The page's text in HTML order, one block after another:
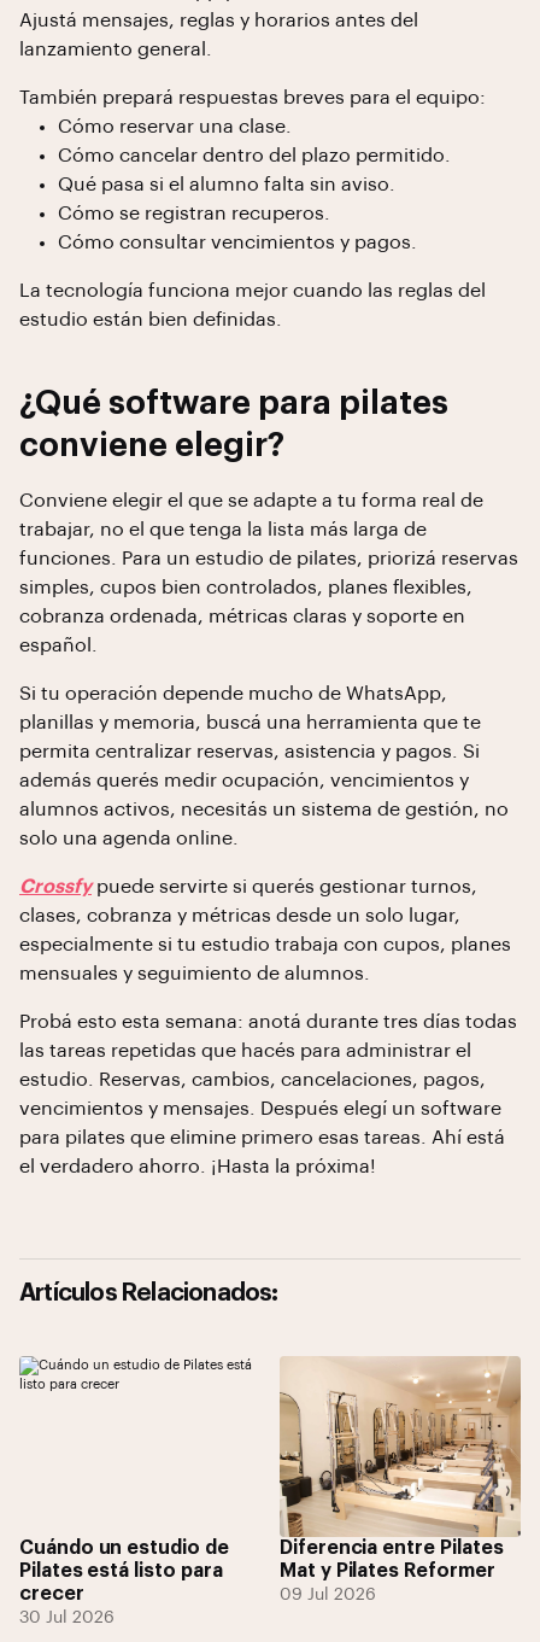
Ajustá mensajes, reglas y horarios antes del
lanzamiento general.
También prepará respuestas breves para el equipo:
Cómo reservar una clase.
Cómo cancelar dentro del plazo permitido.
Qué pasa si el alumno falta sin aviso.
Cómo se registran recuperos.
Cómo consultar vencimientos y pagos.
La tecnología funciona mejor cuando las reglas del
estudio están bien definidas.
¿Qué software para pilates
conviene elegir?
Conviene elegir el que se adapte a tu forma real de
trabajar, no el que tenga la lista más larga de
funciones. Para un estudio de pilates, priorizá reservas
simples, cupos bien controlados, planes flexibles,
cobranza ordenada, métricas claras y soporte en
español.
Si tu operación depende mucho de WhatsApp,
planillas y memoria, buscá una herramienta que te
permita centralizar reservas, asistencia y pagos. Si
además querés medir ocupación, vencimientos y
alumnos activos, necesitás un sistema de gestión, no
solo una agenda online.
Crossfypuede servirte si querés gestionar turnos,
clases, cobranza y métricas desde un solo lugar,
especialmente si tu estudio trabaja con cupos, planes
mensuales y seguimiento de alumnos.
Probá esto esta semana: anotá durante tres días todas
las tareas repetidas que hacés para administrar el
estudio. Reservas, cambios, cancelaciones, pagos,
vencimientos y mensajes. Después elegí un software
para pilates que elimine primero esas tareas. Ahí está
el verdadero ahorro. ¡Hasta la próxima!
Artículos Relacionados:
Cuándo un estudio de
Pilates está listo para
crecer
30 Jul 2026
Diferencia entre Pilates
Mat y Pilates Reformer
09 Jul 2026